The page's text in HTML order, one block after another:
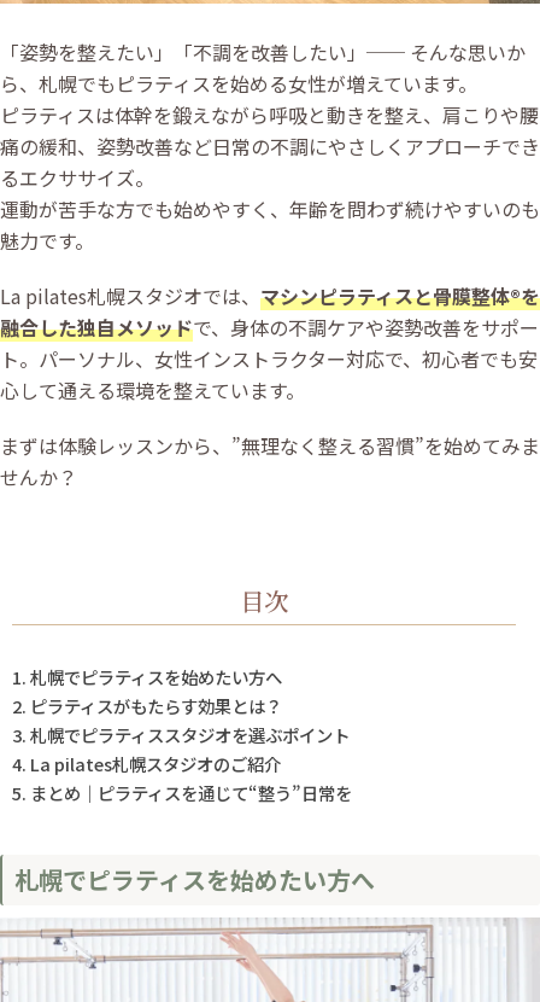
「姿勢を整えたい」「不調を改善したい」── そんな思いか
ら、札幌でもピラティスを始める女性が増えています。
ピラティスは体幹を鍛えながら呼吸と動きを整え、肩こりや腰
痛の緩和、姿勢改善など日常の不調にやさしくアプローチでき
るエクササイズ。
運動が苦手な方でも始めやすく、年齢を問わず続けやすいのも
魅力です。
La pilates札幌スタジオでは、 マシンピラティスと骨膜整体®️を
融合した独自メソッドで、身体の不調ケアや姿勢改善をサポー
ト。パーソナル、女性インストラクター対応で、初心者でも安
心して通える環境を整えています。
まずは体験レッスンから、”無理なく整える習慣”を始めてみま
せんか？
目次
札幌でピラティスを始めたい方へ
ピラティスがもたらす効果とは？
札幌でピラティススタジオを選ぶポイント
La pilates札幌スタジオのご紹介
まとめ｜ピラティスを通じて“整う”日常を
札幌でピラティスを始めたい方へ